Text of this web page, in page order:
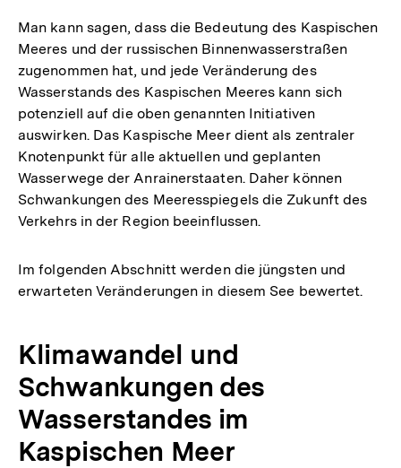
Man kann sagen, dass die Bedeutung des Kaspischen
Meeres und der russischen Binnenwasserstraßen
zugenommen hat, und jede Veränderung des
Wasserstands des Kaspischen Meeres kann sich
potenziell auf die oben genannten Initiativen
auswirken. Das Kaspische Meer dient als zentraler
Knotenpunkt für alle aktuellen und geplanten
Wasserwege der Anrainerstaaten. Daher können
Schwankungen des Meeresspiegels die Zukunft des
Verkehrs in der Region beeinflussen.
Im folgenden Abschnitt werden die jüngsten und
erwarteten Veränderungen in diesem See bewertet.
Klimawandel und
Schwankungen des
Wasserstandes im
Kaspischen Meer